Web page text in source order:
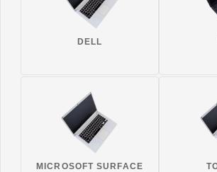
DELL
MICROSOFT SURFACE